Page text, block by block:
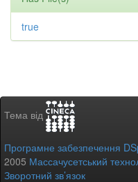
true
Тема від
Програмне забезпечення
2005 Массачусетський
Зворотний зв’язок